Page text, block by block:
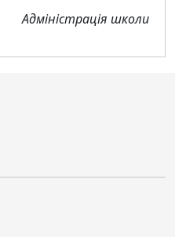
Адміністрація школи